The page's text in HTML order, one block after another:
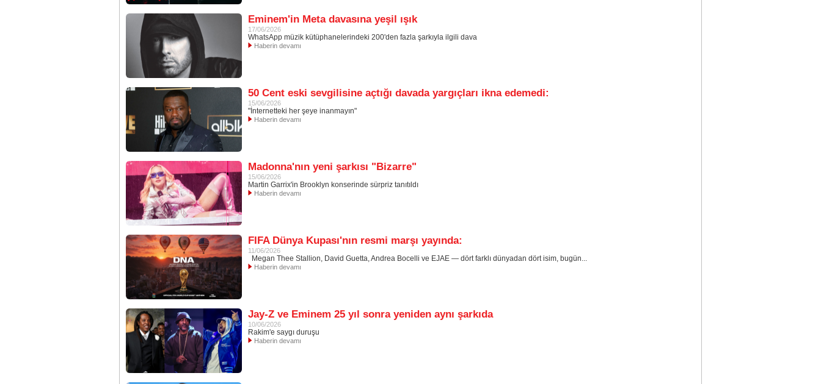
Eminem'in Meta davasına yeşil ışık
17/06/2026
WhatsApp müzik kütüphanelerindeki 200'den fazla şarkıyla ilgili dava
Haberin devamı
50 Cent eski sevgilisine açtığı davada yargıçları ikna edemedi:
15/06/2026
"İnternetteki her şeye inanmayın"
Haberin devamı
Madonna'nın yeni şarkısı "Bizarre"
15/06/2026
Martin Garrix'in Brooklyn konserinde sürpriz tanıtıldı
Haberin devamı
FIFA Dünya Kupası'nın resmi marşı yayında:
11/06/2026
Megan Thee Stallion, David Guetta, Andrea Bocelli ve EJAE — dört farklı dünyadan dört isim, bugün...
Haberin devamı
Jay-Z ve Eminem 25 yıl sonra yeniden aynı şarkıda
10/06/2026
Rakim'e saygı duruşu
Haberin devamı